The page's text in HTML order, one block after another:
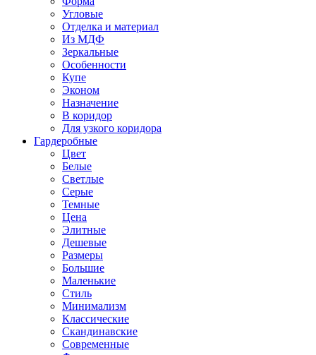
Угловые
Отделка и материал
Из МДФ
Зеркальные
Особенности
Купе
Эконом
Назначение
В коридор
Для узкого коридора
Гардеробные
Цвет
Белые
Светлые
Серые
Темные
Цена
Элитные
Дешевые
Размеры
Большие
Маленькие
Стиль
Минимализм
Классические
Скандинавские
Современные